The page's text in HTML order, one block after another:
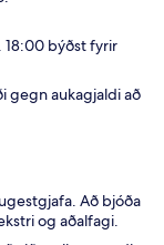
18:00 býðst fyrir
gegn aukagjaldi að
Að bjóða
og aðalfagi.